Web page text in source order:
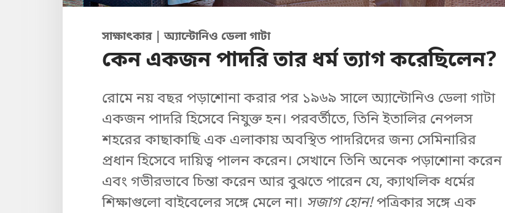
সাক্ষাৎকার | অ্যান্টোনিও ডেলা গাটা
কেন একজন পাদরি তার ধর্ম ত্যাগ করেছিলেন?
রোমে নয় বছর পড়াশোনা করার পর ১৯৬৯ সালে অ্যান্টোনিও ডেলা গাটা
একজন পাদরি হিসেবে নিযুক্ত হন। পরবর্তীতে, তিনি ইতালির নেপলস
শহরের কাছাকাছি এক এলাকায় অবস্থিত পাদরিদের জন্য সেমিনারির
প্রধান হিসেবে দায়িত্ব পালন করেন। সেখানে তিনি অনেক পড়াশোনা করেন
এবং গভীরভাবে চিন্তা করেন আর বুঝতে পারেন যে, ক্যাথলিক ধর্মের
শিক্ষাগুলো বাইবেলের সঙ্গে মেলে না। সজাগ হোন!পত্রিকার সঙ্গে এক